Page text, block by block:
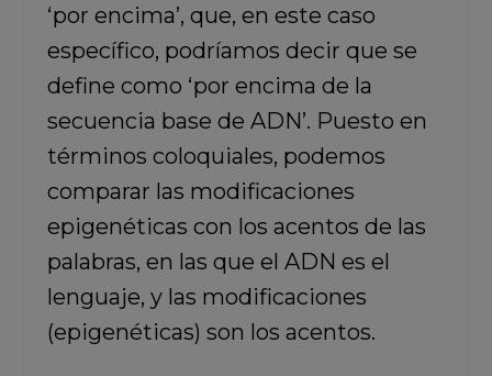
‘por encima’, que, en este caso
específico, podríamos decir que se
define como ‘por encima de la
secuencia base de ADN’. Puesto en
términos coloquiales, podemos
comparar las modificaciones
epigenéticas con los acentos de las
palabras, en las que el ADN es el
lenguaje, y las modificaciones
(epigenéticas) son los acentos.